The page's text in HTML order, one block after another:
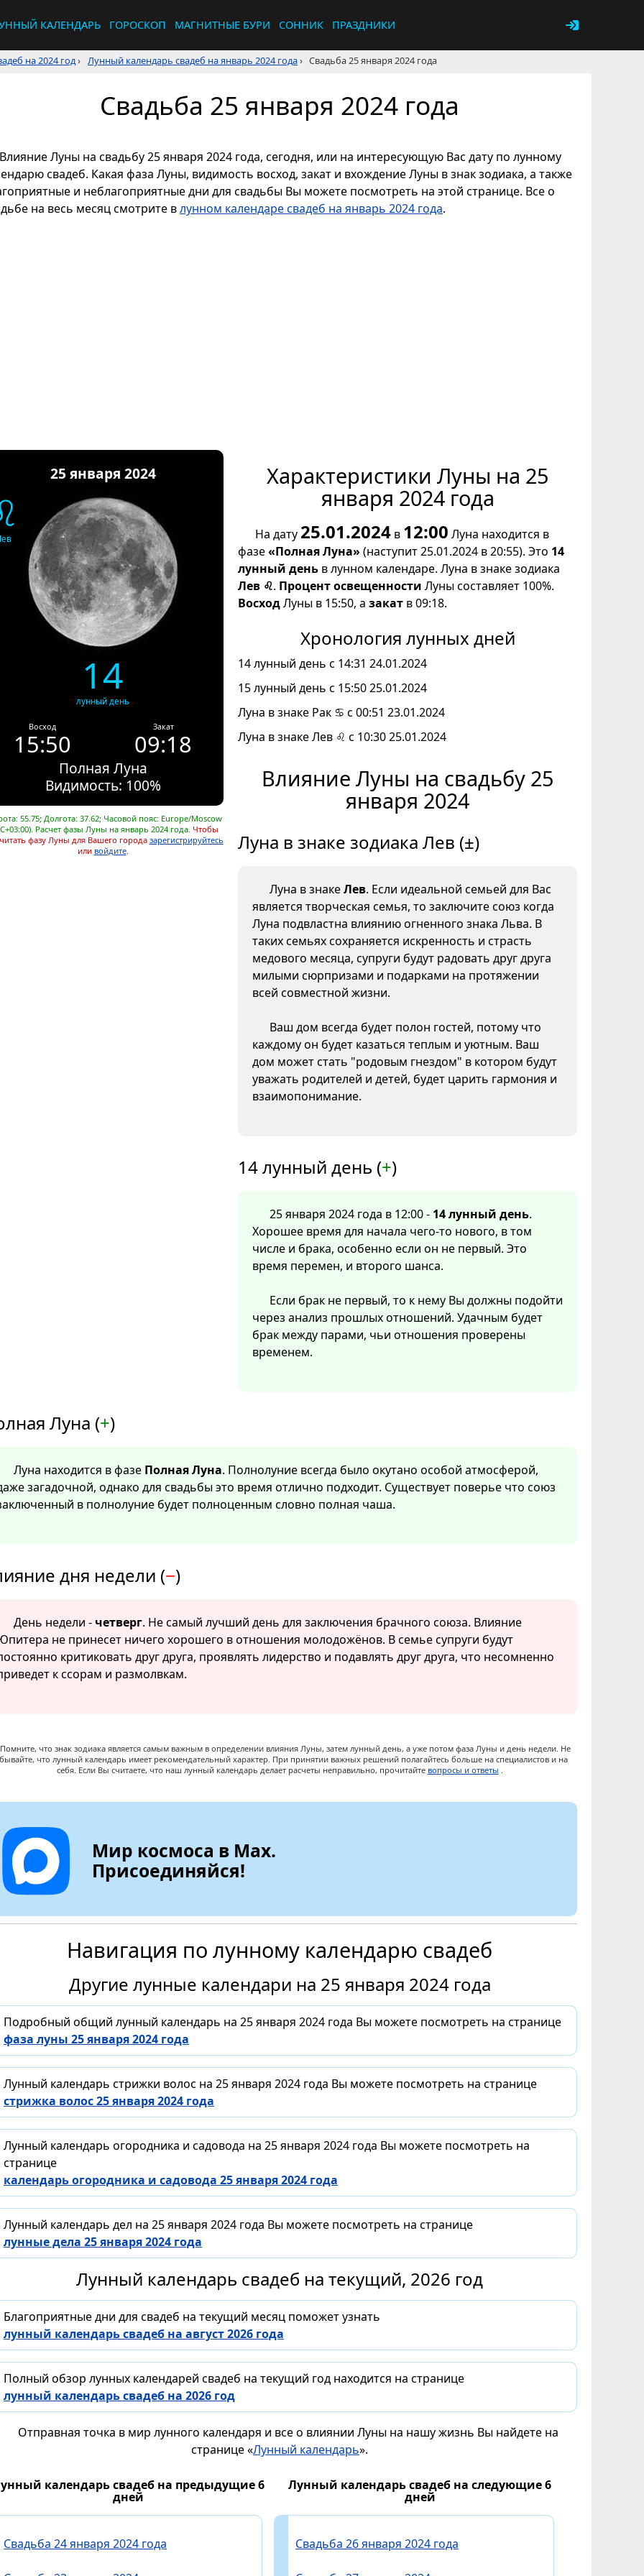
КАЛЕНДАРЬ ГОРОСКОП МАГНИТНЫЕ БУРИ СОННИК ПРАЗДНИКИ
на 2024 год› Лунный календарь свадеб на январь 2024 года› Свадьба 25 января 2024 года
Свадьба 25 января 2024 года
Влияние Луны на свадьбу 25 января 2024 года, сегодня, или на интересующую Вас дату по лунному
свадеб. Какая фаза Луны, видимость восход, закат и вхождение Луны в знак зодиака, а также
и неблагоприятные дни для свадьбы Вы можете посмотреть на этой странице. Все о
на весь месяц смотрите влунном календаре свадеб на январь 2024 года.
25 января 2024
14
лунный день
Восход
15:50
Закат
09:18
Полная Луна
Видимость: 100%
55.75; Долгота: 37.62; Часовой пояс: Europe/Moscow
Расчет фазы Луны на январь 2024 года. Чтобы
фазу Луны для Вашего города зарегистрируйтесь
или войдите.
Характеристики Луны на 25
января 2024 года
На дату 25.01.2024 в 12:00 Луна находится в
фазе«Полная Луна»(наступит 25.01.2024 в 20:55). Это 14
лунный день в лунном календаре. Луна в знаке зодиака
Лев ♌. Процент освещенности Луны составляет 100%.
ВосходЛуны в 15:50, а закат в 09:18.
Хронология лунных дней
14 лунный день с 14:31 24.01.2024
15 лунный день с 15:50 25.01.2024
Луна в знаке Рак ♋ с 00:51 23.01.2024
Луна в знаке Лев ♌ с 10:30 25.01.2024
Влияние Луны на свадьбу 25
января 2024
Луна в знаке зодиака Лев (±)
Луна в знакеЛев. Если идеальной семьей для Вас
является творческая семья, то заключите союз когда
Луна подвластна влиянию огненного знака Льва. В
таких семьях сохраняется искренность и страсть
медового месяца, супруги будут радовать друг друга
милыми сюрпризами и подарками на протяжении
всей совместной жизни.
Ваш дом всегда будет полон гостей, потому что
каждому он будет казаться теплым и уютным. Ваш
дом может стать "родовым гнездом" в котором будут
уважать родителей и детей, будет царить гармония и
взаимопонимание.
14 лунный день (+)
25 января 2024 года в 12:00 - 14 лунный день.
Хорошее время для начала чего-то нового, в том
числе и брака, особенно если он не первый. Это
время перемен, и второго шанса.
Если брак не первый, то к нему Вы должны подойти
через анализ прошлых отношений. Удачным будет
брак между парами, чьи отношения проверены
временем.
Луна (+)
Луна находится в фазе Полная Луна. Полнолуние всегда было окутано особой атмосферой,
загадочной, однако для свадьбы это время отлично подходит. Существует поверье что союз
в полнолуние будет полноценным словно полная чаша.
дня недели (−)
День недели - четверг. Не самый лучший день для заключения брачного союза. Влияние
не принесет ничего хорошего в отношения молодожёнов. В семье супруги будут
критиковать друг друга, проявлять лидерство и подавлять друг друга, что несомненно
к ссорам и размолвкам.
Помните, что знак зодиака является самым важным в определении влияния Луны, затем лунный день, а уже потом фаза Луны и день недели. Не
что лунный календарь имеет рекомендательный характер. При принятии важных решений полагайтесь больше на специалистов и на
себя. Если Вы считаете, что наш лунный календарь делает расчеты неправильно, прочитайте вопросы и ответы .
Мир космоса в Max.
Присоединяйся!
Навигация по лунному календарю свадеб
Другие лунные календари на 25 января 2024 года
Подробный общий лунный календарь на 25 января 2024 года Вы можете посмотреть на странице
фаза луны 25 января 2024 года
Лунный календарь стрижки волос на 25 января 2024 года Вы можете посмотреть на странице
стрижка волос 25 января 2024 года
Лунный календарь огородника и садовода на 25 января 2024 года Вы можете посмотреть на
странице
календарь огородника и садовода 25 января 2024 года
Лунный календарь дел на 25 января 2024 года Вы можете посмотреть на странице
лунные дела 25 января 2024 года
Лунный календарь свадеб на текущий, 2026 год
Благоприятные дни для свадеб на текущий месяц поможет узнать
лунный календарь свадеб на август 2026 года
Полный обзор лунных календарей свадеб на текущий год находится на странице
лунный календарь свадеб на 2026 год
Отправная точка в мир лунного календаря и все о влиянии Луны на нашу жизнь Вы найдете на
странице «Лунный календарь».
календарь свадеб на предыдущие 6
дней
Свадьба 24 января 2024 года
Лунный календарь свадеб на следующие 6
дней
Свадьба 26 января 2024 года